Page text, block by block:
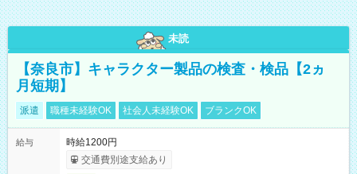
未読
【奈良市】キャラクター製品の検査・検品【2ヵ
月短期】
派遣 職種未経験OK 社会人未経験OK ブランクOK
給与
時給1200円
交通費別途支給あり